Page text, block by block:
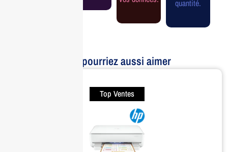
quantité.
Vous pourriez aussi aimer
Top Ventes